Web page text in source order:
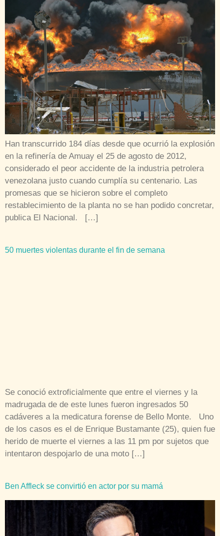
Han transcurrido 184 días desde que ocurrió la explosión
en la refinería de Amuay el 25 de agosto de 2012,
considerado el peor accidente de la industria petrolera
venezolana justo cuando cumplía su centenario. Las
promesas que se hicieron sobre el completo
restablecimiento de la planta no se han podido concretar,
publica El Nacional. […]
50 muertes violentas durante el fin de semana
Se conoció extroficialmente que entre el viernes y la
madrugada de de este lunes fueron ingresados 50
cadáveres a la medicatura forense de Bello Monte. Uno
de los casos es el de Enrique Bustamante (25), quien fue
herido de muerte el viernes a las 11 pm por sujetos que
intentaron despojarlo de una moto […]
Ben Affleck se convirtió en actor por su mamá